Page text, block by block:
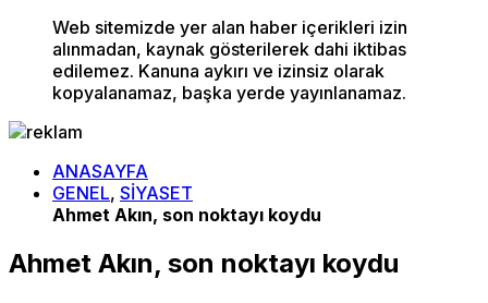
Web sitemizde yer alan haber içerikleri izin
alınmadan, kaynak gösterilerek dahi iktibas
edilemez. Kanuna aykırı ve izinsiz olarak
kopyalanamaz, başka yerde yayınlanamaz.
ANASAYFA
GENEL, SİYASET
Ahmet Akın, son noktayı koydu
Ahmet Akın, son noktayı koydu